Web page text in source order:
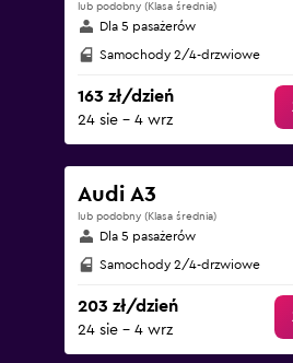
lub podobny (Klasa średnia)
Dla 5 pasażerów
Samochody 2/4-drzwiowe
163 zł/dzień
24 sie – 4 wrz
Audi A3
lub podobny (Klasa średnia)
Dla 5 pasażerów
Samochody 2/4-drzwiowe
203 zł/dzień
24 sie – 4 wrz